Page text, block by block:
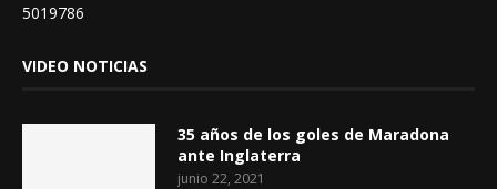
5019786
VIDEO NOTICIAS
35 años de los goles de Maradona
ante Inglaterra
junio 22, 2021